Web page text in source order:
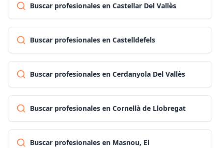
Buscar profesionales en Castellar Del Vallès
Buscar profesionales en Castelldefels
Buscar profesionales en Cerdanyola Del Vallès
Buscar profesionales en Cornellà de Llobregat
Buscar profesionales en Masnou, El